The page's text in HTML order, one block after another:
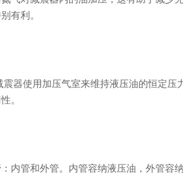
有利。
震器使用加压气室来维持液压油的恒定
。
内管和外管。内管容纳液压油，外管